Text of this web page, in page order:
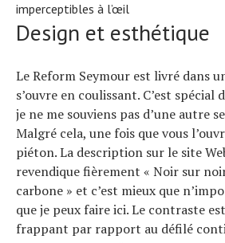
imperceptibles à l’œil
Design et esthétique
Le Reform Seymour est livré dans
s’ouvre en coulissant. C’est spécial
je ne me souviens pas d’une autre
Malgré cela, une fois que vous
piéton. La description sur le site
revendique fièrement « Noir sur
carbone » et c’est mieux que
que je peux faire ici. Le contraste
frappant par rapport au défilé